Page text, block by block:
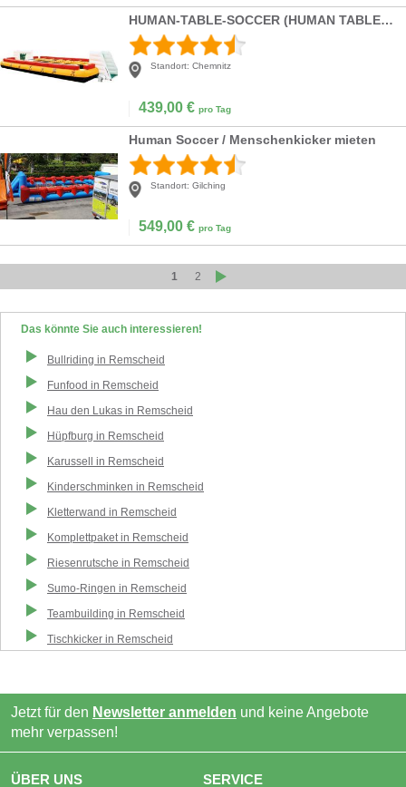
HUMAN-TABLE-SOCCER (HUMAN TABLE FOOTBALL) | MENSCH
Standort: Chemnitz
439,00 € pro Tag
Human Soccer / Menschenkicker mieten
Standort: Gilching
549,00 € pro Tag
1 2
Das könnte Sie auch interessieren!
Bullriding in Remscheid
Funfood in Remscheid
Hau den Lukas in Remscheid
Hüpfburg in Remscheid
Karussell
in Remscheid
Kinderschminken in Remscheid
Kletterwand in Remscheid
Komplettpaketin Remscheid
Riesenrutsche in Remscheid
Sumo-Ringen in Remscheid
Teambuilding in Remscheid
Tischkicker in Remscheid
Jetzt für den Newsletter anmelden und keine Angebote
mehr verpassen!
ÜBER UNS SERVICE